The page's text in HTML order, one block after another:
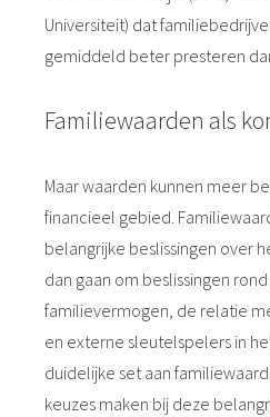
Universiteit) dat
gemiddeld beter presteren
Familiewaarden als
Maar waarden kunnen meer
financieel gebied.
belangrijke beslissingen over
dan gaan om beslissingen rond
familievermogen, de relatie
en externe sleutelspelers in
duidelijke set aan
keuzes maken bij deze
website-